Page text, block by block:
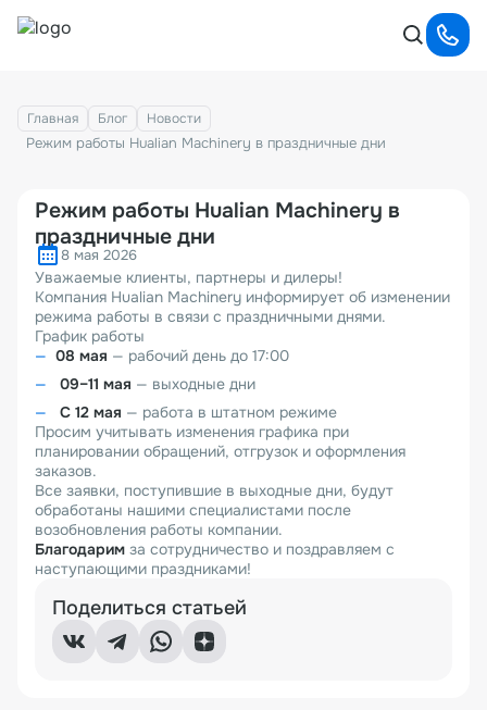
Главная Блог Новости
Режим работы Hualian Machinery в праздничные дни
Режим работы Hualian Machinery в
праздничные дни
8 мая 2026
Уважаемые клиенты, партнеры и дилеры!
Компания Hualian Machinery информирует об изменении
режима работы в связи с праздничными днями.
График работы
08 мая — рабочий день до 17:00
09–11 мая — выходные дни
С 12 мая — работа в штатном режиме
Просим учитывать изменения графика при
планировании обращений, отгрузок и оформления
заказов.
Все заявки, поступившие в выходные дни, будут
обработаны нашими специалистами после
возобновления работы компании.
Благодарим за сотрудничество и поздравляем с
наступающими праздниками!
Поделиться статьей